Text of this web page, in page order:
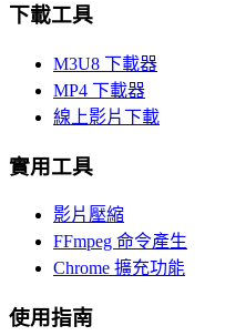
下載工具
M3U8 下載器
MP4 下載器
線上影片下載
實用工具
影片壓縮
FFmpeg 命令產生
Chrome 擴充功能
使用指南